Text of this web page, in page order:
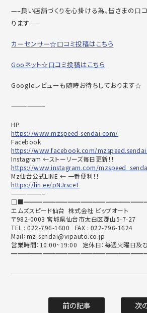
—–良い店舗づくりを心掛ける為、皆さまの口
ります——
カーセンサー☆口コミ投稿はこちら
Gooネット☆口コミ投稿はこちら
Googleレビューも随時お待ちしております☆
——————-
HP
https://www.mzspeed-sendai.com/
Facebook
https://www.facebook.com/
Instagram ←ストーリーズ毎日更新！！
https://www.instagram.com/
Mz仙台公式LINE ← 一番便利！！
https://lin.ee/pNJrsceT
——————–
エムズスピード仙台 株式会社 ビップオート
〒982-0003 宮城県仙台市太白区郡山5-7-27
TEL : 022-796-1600 FAX : 022-796-1624
Mail：mz-sendai@vipauto.co.jp
営業時間：10:00~19:00 定休日：毎週火曜日及
前の記事 次